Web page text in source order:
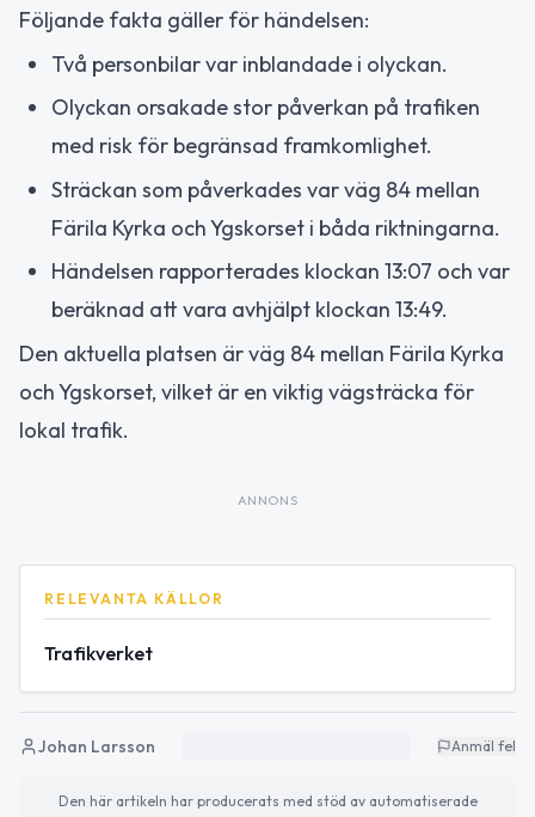
Följande fakta gäller för händelsen:
Två personbilar var inblandade i olyckan.
Olyckan orsakade stor påverkan på trafiken
med risk för begränsad framkomlighet.
Sträckan som påverkades var väg 84 mellan
Färila Kyrka och Ygskorset i båda riktningarna.
Händelsen rapporterades klockan 13:07 och var
beräknad att vara avhjälpt klockan 13:49.
Den aktuella platsen är väg 84 mellan Färila Kyrka
och Ygskorset, vilket är en viktig vägsträcka för
lokal trafik.
ANNONS
RELEVANTA KÄLLOR
Trafikverket
Johan Larsson Anmäl fel
Den här artikeln har producerats med stöd av automatiserade